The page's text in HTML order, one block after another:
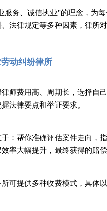
服务、诚信执业"的理念，为
法律规定等多种因素，律所
动纠纷律所
师费用高、周期长，选择自
法律要点和举证要求。
：帮你准确评估案件走向，
率大幅提升，最终获得的赔
可提供多种收费模式，具体